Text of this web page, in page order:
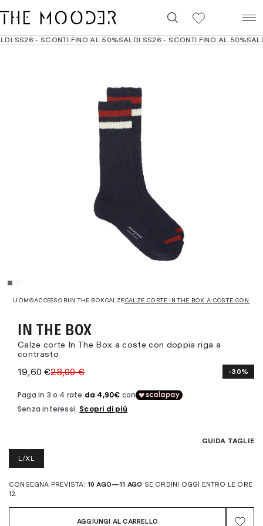
SS26 - SCONTI FINO AL 50%SALDI SS26 - SCONTI FINO AL 50%
UOMOACCESSORIIN THE BOXCALZECALZE CORTE IN THE BOX A COSTE CON
IN THE BOX
Calze corte In The Box a coste con doppia riga a
contrasto
19,60 €28,00 € -30%
GUIDA TAGLIE
L/XL
CONSEGNA PREVISTA: 10 AGO—11 AGO SE ORDINI OGGI ENTRO LE ORE
12.
AGGIUNGI AL CARRELLO